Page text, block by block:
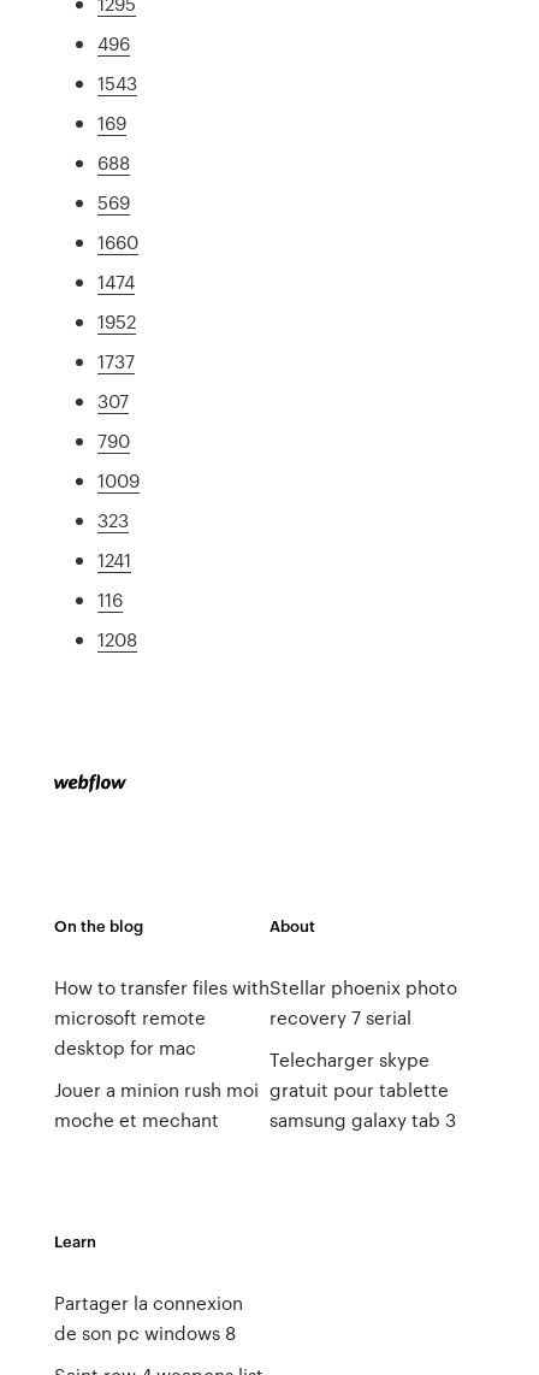
496
1543
169
688
569
1660
1474
1952
1737
307
790
1009
323
1241
116
1208
On the blog
How to transfer files with
microsoft remote
desktop for mac
Jouer a minion rush moi
moche et mechant
About
Stellar phoenix photo
recovery 7 serial
Telecharger skype
gratuit pour tablette
samsung galaxy tab 3
Learn
Partager la connexion
de son pc windows 8